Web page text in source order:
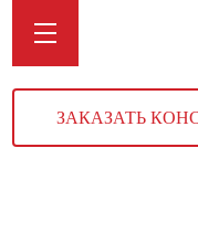
ЗАКАЗАТЬ